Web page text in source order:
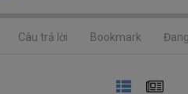
Câu trả lời Bookmark